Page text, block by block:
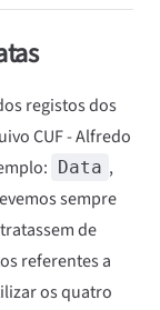
registos dos
CUF - Alfredo
Data ,
sempre
de
referentes a
os quatro